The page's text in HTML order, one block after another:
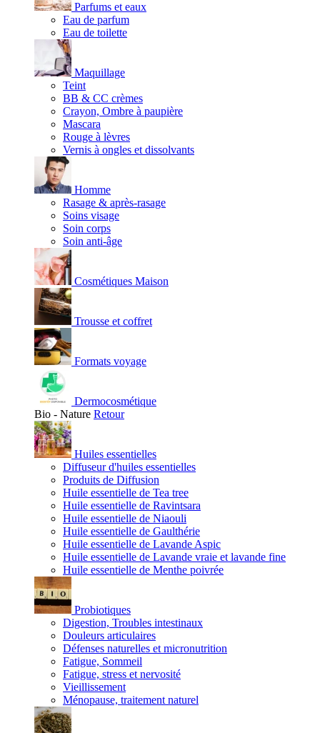
Parfums et eaux
Eau de parfum
Eau de toilette
Maquillage
Teint
BB & CC crèmes
Crayon, Ombre à paupière
Mascara
Rouge à lèvres
Vernis à ongles et dissolvants
Homme
Rasage & après-rasage
Soins visage
Soin corps
Soin anti-âge
Cosmétiques Maison
Trousse et coffret
Formats voyage
Dermocosmétique
Bio - Nature Retour
Huiles essentielles
Diffuseur d'huiles essentielles
Produits de Diffusion
Huile essentielle de Tea tree
Huile essentielle de Ravintsara
Huile essentielle de Niaouli
Huile essentielle de Gaulthérie
Huile essentielle de Lavande Aspic
Huile essentielle de Lavande vraie et lavande fine
Huile essentielle de Menthe poivrée
Probiotiques
Digestion, Troubles intestinaux
Douleurs articulaires
Défenses naturelles et micronutrition
Fatigue, Sommeil
Fatigue, stress et nervosité
Vieillissement
Ménopause, traitement naturel